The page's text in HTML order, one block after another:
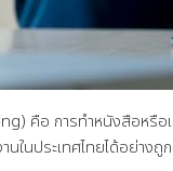
คือ การทำหนังสือหรือเ
านในประเทศไทยได้อ